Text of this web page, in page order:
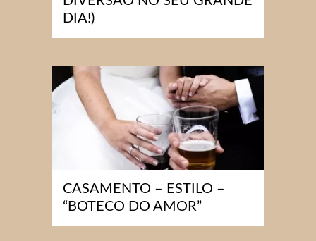
DIA!)
CASAMENTO – ESTILO –
“BOTECO DO AMOR”